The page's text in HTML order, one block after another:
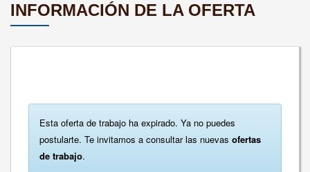
INFORMACIÓN DE LA OFERTA
Esta oferta de trabajo ha expirado. Ya no puedes
postularte. Te invitamos a consultar las nuevas ofertas
de trabajo.